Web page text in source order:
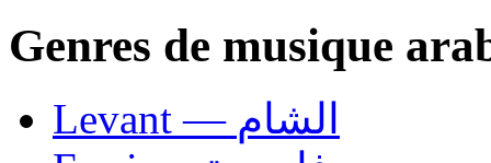
Genres de musique
Levant — الشام